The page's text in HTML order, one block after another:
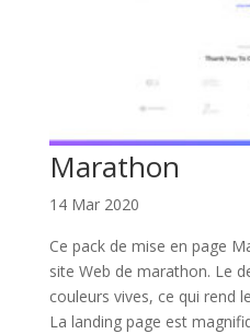
Marathon
14 Mar 2020
Ce pack de mise en page
site Web de marathon. Le
couleurs vives, ce qui rend
La landing page est